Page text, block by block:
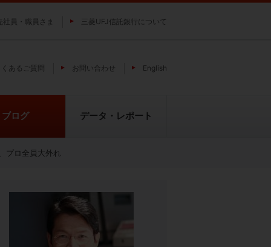
プロ全員大外れ
社員・職員さま 三菱UFJ信託銀行について
あるご質問 お問い合わせ English
貴金属の特性
純パラジウム上場信託（パラジウ
ムの果実）
ブログ データ・レポート